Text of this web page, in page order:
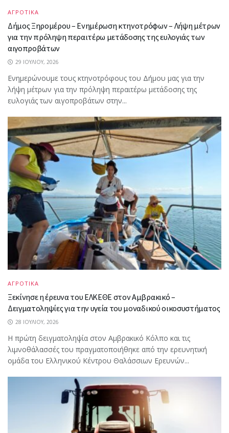
ΑΓΡΟΤΙΚΑ
Δήμος Ξηρομέρου – Ενημέρωση κτηνοτρόφων – Λήψη μέτρων
για την πρόληψη περαιτέρω μετάδοσης της ευλογιάς των
αιγοπροβάτων
29 ΙΟΥΛΊΟΥ, 2026
Ενημερώνουμε τους κτηνοτρόφους του Δήμου μας για την
λήψη μέτρων για την πρόληψη περαιτέρω μετάδοσης της
ευλογιάς των αιγοπροβάτων στην...
ΑΓΡΟΤΙΚΑ
Ξεκίνησε η έρευνα του ΕΛΚΕΘΕ στον Αμβρακικό –
Δειγματοληψίες για την υγεία του μοναδικού οικοσυστήματος
28 ΙΟΥΛΊΟΥ, 2026
Η πρώτη δειγματοληψία στον Αμβρακικό Κόλπο και τις
λιμνοθάλασσές του πραγματοποιήθηκε από την ερευνητική
ομάδα του Ελληνικού Κέντρου Θαλάσσιων Ερευνών...